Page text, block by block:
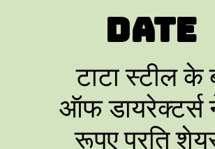
Date
टाटा स्टील के
ऑफ डायरेक्टर्स
रूपए प्रति